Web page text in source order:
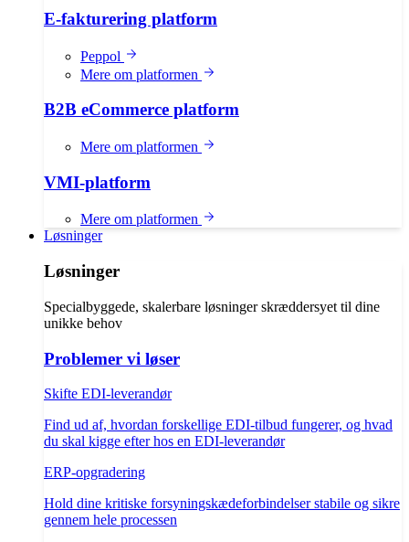
E-fakturering platform
Peppol
Mere om platformen
B2B eCommerce platform
Mere om platformen
VMI-platform
Mere om platformen
Løsninger
Løsninger
Specialbyggede, skalerbare løsninger skræddersyet til dine
unikke behov
Problemer vi løser
Skifte EDI-leverandør
Find ud af, hvordan forskellige EDI-tilbud fungerer, og hvad
du skal kigge efter hos en EDI-leverandør
ERP-opgradering
Hold dine kritiske forsyningskædeforbindelser stabile og sikre
gennem hele processen